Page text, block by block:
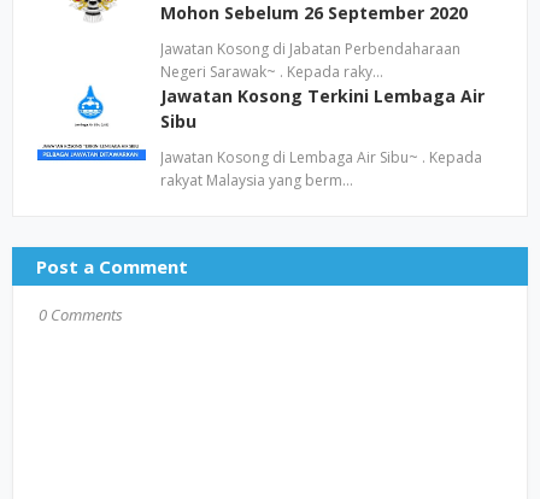
Mohon Sebelum 26 September 2020
Jawatan Kosong di Jabatan Perbendaharaan
Negeri Sarawak~ . Kepada raky…
Jawatan Kosong Terkini Lembaga Air
Sibu
Jawatan Kosong di Lembaga Air Sibu~ . Kepada
rakyat Malaysia yang berm…
Post a Comment
0 Comments